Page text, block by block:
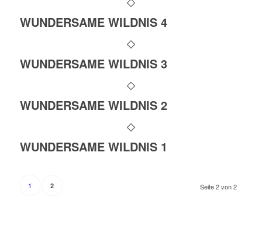
WUNDERSAME WILDNIS 4
WUNDERSAME WILDNIS 3
WUNDERSAME WILDNIS 2
WUNDERSAME WILDNIS 1
Seite 2 von 2
1 2